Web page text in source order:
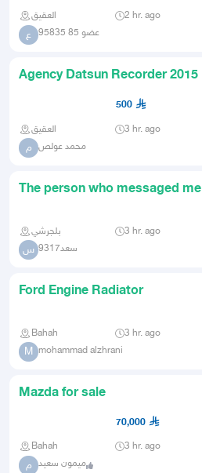
العقيق 2 hr. ago
ع عضو 85 95835
Agency Datsun Recorder 2015
500
العقيق 3 hr. ago
م محمد عولص
The person who messaged me
بلجرشي 3 hr. ago
س سعد9317
Ford Engine Radiator
Bahah 3 hr. ago
M mohammad alzhrani
Mazda for sale
70,000
Bahah 3 hr. ago
م ميمون سعيد